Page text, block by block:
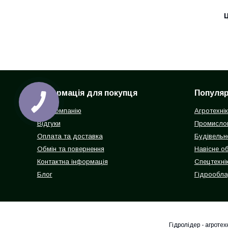
Інформація для покупця
Про компанію
Відгуки
Оплата та доставка
Обмін та повернення
Контактна інформація
Блог
Навісне